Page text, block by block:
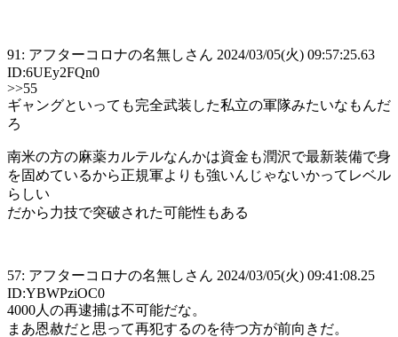
91: アフターコロナの名無しさん 2024/03/05(火) 09:57:25.63
ID:6UEy2FQn0
>>55
ギャングといっても完全武装した私立の軍隊みたいなもんだ
ろ
南米の方の麻薬カルテルなんかは資金も潤沢で最新装備で身
を固めているから正規軍よりも強いんじゃないかってレベル
らしい
だから力技で突破された可能性もある
57: アフターコロナの名無しさん 2024/03/05(火) 09:41:08.25
ID:YBWPziOC0
4000人の再逮捕は不可能だな。
まあ恩赦だと思って再犯するのを待つ方が前向きだ。